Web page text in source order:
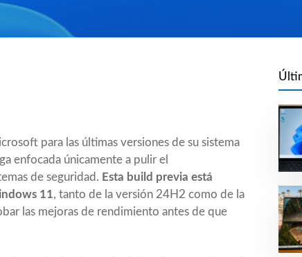
para las últimas versiones de su sistema
enfocada únicamente a pulir el
de seguridad. Esta build previa está
11, tanto de la versión 24H2 como de la
las mejoras de rendimiento antes de que